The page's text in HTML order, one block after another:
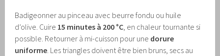
Badigeonner au pinceau avec beurre fondu ou huile
d’olive. Cuire 15 minutes à 200 °C , en chaleur tournante si
possible. Retourner à mi-cuisson pour une dorure
uniforme . Les triangles doivent être bien bruns, secs au